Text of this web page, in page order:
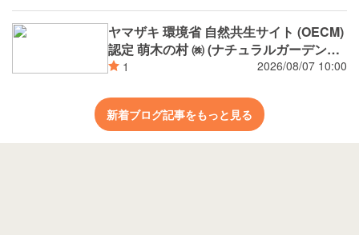
ヤマザキ 環境省 自然共生サイト (OECM)
認定 萌木の村 ㈱ (ナチュラルガーデンズ
MOEGI) コラボ ランチパック シャインマ
1 2026/08/07 10:00
新着ブログ記事をもっと見る